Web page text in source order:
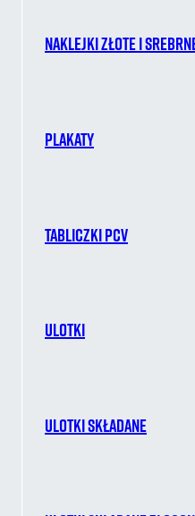
Naklejki złote i
Plakaty
Tabliczki PCV
Ulotki
Ulotki składane